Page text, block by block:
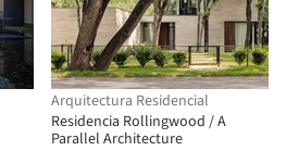
Arquitectura Residencial
Residencia Rollingwood / A
Parallel Architecture